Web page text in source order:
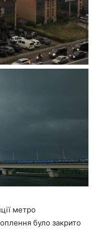
метро
було закрито